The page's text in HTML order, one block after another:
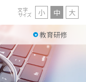
教育研修
文字
サイズ 小 中 大